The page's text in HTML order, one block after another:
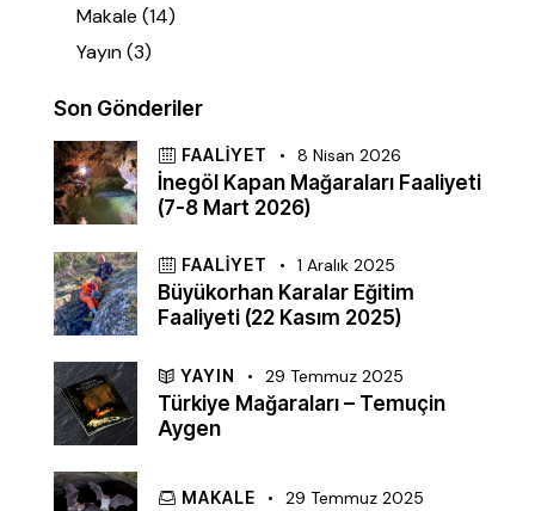
Makale (14)
Yayın(3)
Son Gönderiler
FAALIYET 8 Nisan 2026
İnegöl Kapan Mağaraları Faaliyeti
(7-8 Mart 2026)
FAALIYET 1 Aralık 2025
Büyükorhan Karalar Eğitim
Faaliyeti (22 Kasım 2025)
YAYIN 29 Temmuz 2025
Türkiye Mağaraları – Temuçin
Aygen
MAKALE 29 Temmuz 2025